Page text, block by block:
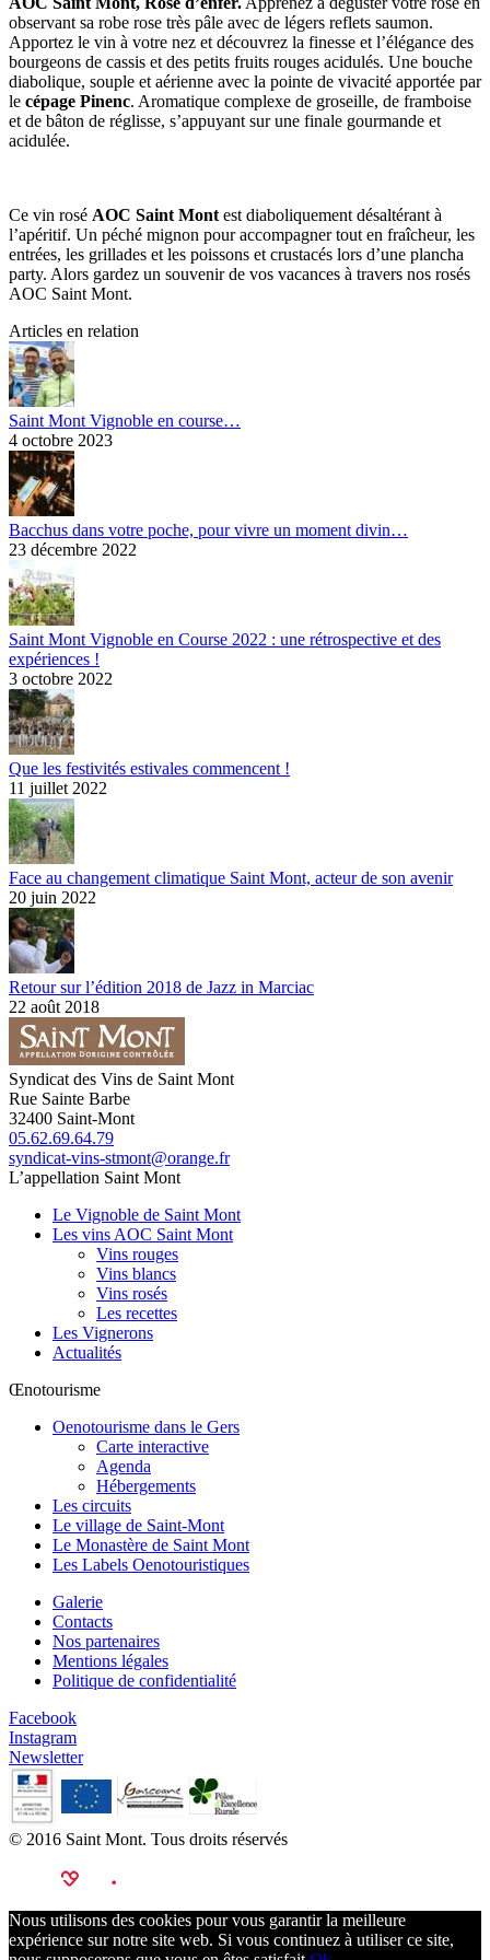
observant sa robe rose très pâle avec de légers reflets saumon.
Apportez le vin à votre nez et découvrez la finesse et l’élégance des
bourgeons de cassis et des petits fruits rouges acidulés. Une bouche
diabolique, souple et aérienne avec la pointe de vivacité apportée par
le cépage Pinenc. Aromatique complexe de groseille, de framboise
et de bâton de réglisse, s’appuyant sur une finale gourmande et
acidulée.
Ce vin rosé AOC Saint Mont est diaboliquement désaltérant à
l’apéritif. Un péché mignon pour accompagner tout en fraîcheur, les
entrées, les grillades et les poissons et crustacés lors d’une plancha
party. Alors gardez un souvenir de vos vacances à travers nos rosés
AOC Saint Mont.
Articles en relation
Saint Mont Vignoble en course…
4 octobre 2023
Bacchus dans votre poche, pour vivre un moment divin…
23 décembre 2022
Saint Mont Vignoble en Course 2022 : une rétrospective et des
expériences !
3 octobre 2022
Que les festivités estivales commencent !
11 juillet 2022
Face au changement climatique Saint Mont, acteur de son avenir
20 juin 2022
Retour sur l’édition 2018 de Jazz in Marciac
22 août 2018
Syndicat des Vins de Saint Mont
Rue Sainte Barbe
32400 Saint-Mont
05.62.69.64.79
syndicat-vins-stmont@orange.fr
L’appellation Saint Mont
Le Vignoble de Saint Mont
Les vins AOC Saint Mont
Vins rouges
Vins blancs
Vins rosés
Les recettes
Les Vignerons
Actualités
Œnotourisme
Oenotourisme dans le Gers
Carte interactive
Agenda
Hébergements
Les circuits
Le village de Saint-Mont
Le Monastère de Saint Mont
Les Labels Oenotouristiques
Galerie
Contacts
Nos partenaires
Mentions légales
Politique de confidentialité
Facebook
Instagram
Newsletter
© 2016 Saint Mont. Tous droits réservés
Nous utilisons des cookies pour vous garantir la meilleure
expérience sur notre site web. Si vous continuez à utiliser ce site,